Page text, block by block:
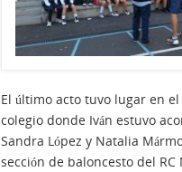
El último acto tuvo lugar en
colegio donde Iván estuvo
Sandra López y Natalia
sección de baloncesto del RC